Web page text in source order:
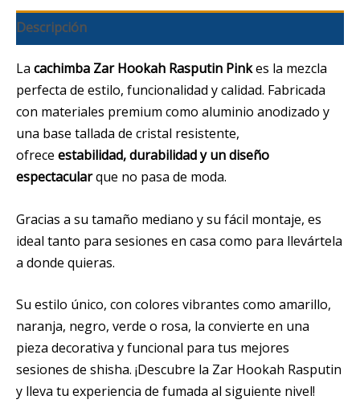
Descripción
La cachimba Zar Hookah Rasputin Pinkes la mezcla
perfecta de estilo, funcionalidad y calidad. Fabricada
con materiales premium como aluminio anodizado y
una base tallada de cristal resistente,
ofrece estabilidad, durabilidad y un diseño
espectacularque no pasa de moda.
Gracias a su tamaño mediano y su fácil montaje, es
ideal tanto para sesiones en casa como para llevártela
a donde quieras.
Su estilo único, con colores vibrantes como amarillo,
naranja, negro, verde o rosa, la convierte en una
pieza decorativa y funcional para tus mejores
sesiones de shisha. ¡Descubre la Zar Hookah Rasputin
y lleva tu experiencia de fumada al siguiente nivel!